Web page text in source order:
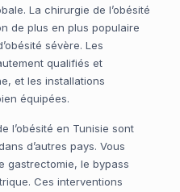
La chirurgie de l’obésité
de plus en plus populaire
sévère. Les
qualifiés et
et les installations
équipées.
l’obésité en Tunisie sont
d’autres pays. Vous
gastrectomie, le bypass
Ces interventions